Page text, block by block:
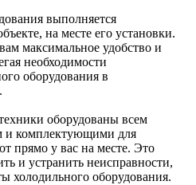
выполняется
на месте его установки.
максимальное удобство и
необходимости
оборудования в
оборудованы всем
и комплектующими для
прямо у вас на месте. Это
и устранить неисправности,
холодильного оборудования.